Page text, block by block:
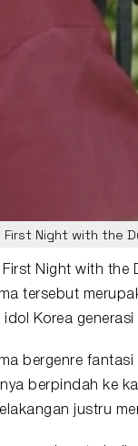
First Night with the
First Night with the
tersebut
idol Korea generasi
bergenre
berpindah ke
justru